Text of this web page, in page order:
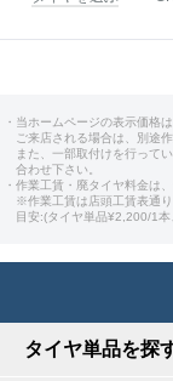
・当ホームページの表示価格
ご来店される場合は、別途
また、一部取付けを行って
合わせ下さい。
・作業工賃・廃タイヤ料金は
※作業工賃は店頭工賃表通り
目安:(タイヤ単品¥2,200/1
タイヤ単品を探